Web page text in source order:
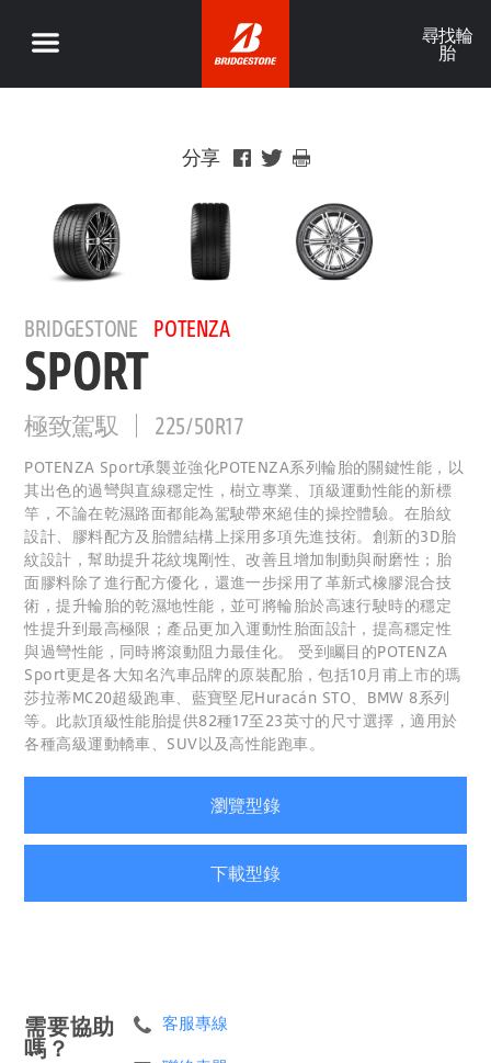
尋找輪
胎
分享
BRIDGESTONE POTENZA
SPORT
極致駕馭 225/50R17
POTENZA Sport承襲並強化POTENZA系列輪胎的關鍵性能，以
其出色的過彎與直線穩定性，樹立專業、頂級運動性能的新標
竿，不論在乾濕路面都能為駕駛帶來絕佳的操控體驗。在胎紋
設計、膠料配方及胎體結構上採用多項先進技術。創新的3D胎
紋設計，幫助提升花紋塊剛性、改善且增加制動與耐磨性；胎
面膠料除了進行配方優化，還進一步採用了革新式橡膠混合技
術，提升輪胎的乾濕地性能，並可將輪胎於高速行駛時的穩定
性提升到最高極限；產品更加入運動性胎面設計，提高穩定性
與過彎性能，同時將滾動阻力最佳化。 受到矚目的POTENZA
Sport更是各大知名汽車品牌的原裝配胎，包括10月甫上市的瑪
莎拉蒂MC20超級跑車、藍寶堅尼Huracán STO、BMW 8系列
等。此款頂級性能胎提供82種17至23英寸的尺寸選擇，適用於
各種高級運動轎車、SUV以及高性能跑車。
瀏覽型錄
下載型錄
需要協助
嗎？
客服專線